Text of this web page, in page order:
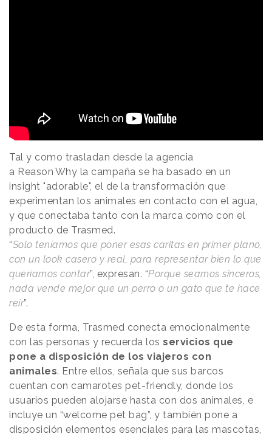
Tal y como trasladan desde la agencia
a Reason Why la campaña se ha basado en un
insight "adorable", el de la transformación que
experimentan los animales en contacto con el agua,
y que conectaba tanto con la marca como con el
producto de Trasmed.
“Solo teníamos que poner esas caritas en primer plano,
con un look casero y real, para representar bien lo que
queríamos contar”, expresan. “Porque seamos sinceros,
nada vende mejor que un perro o un gato que te hace
reír”.
De esta forma, Trasmed conecta emocionalmente
con las personas y recuerda los servicios que
pone a disposición de los viajeros con
animales. Entre ellos, señala que sus barcos
cuentan con camarotes pet-friendly, donde los
usuarios pueden alojarse hasta con dos animales, e
incluye un “welcome pet bag”, y también pone a
disposición elementos esenciales para las mascotas,